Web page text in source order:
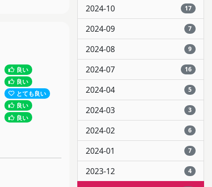
良い
良い
とても良い
良い
良い
2024-10 17
2024-09 7
2024-08 9
2024-07 16
2024-04 5
2024-03 3
2024-02 6
2024-01 7
2023-12 4